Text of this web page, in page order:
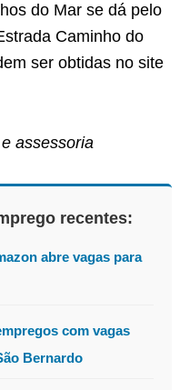
do Mar se dá pelo
Caminho do
ser obtidas no site
assessoria
recentes:
abre vagas para
com vagas
Bernardo